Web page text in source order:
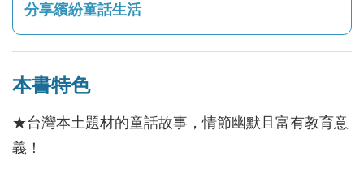
分享繽紛童話生活
本書特色
★台灣本土題材的童話故事，情節幽默且富有教育意
義！